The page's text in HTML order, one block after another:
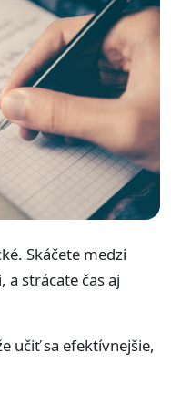
Skáčete medzi
a strácate čas aj
učiť sa efektívnejšie,